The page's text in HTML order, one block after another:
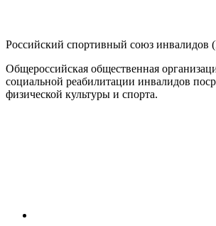
Российский спортивный союз
Общероссийская общественная
социальной реабилитации инвалидов
физической культуры и спорта.